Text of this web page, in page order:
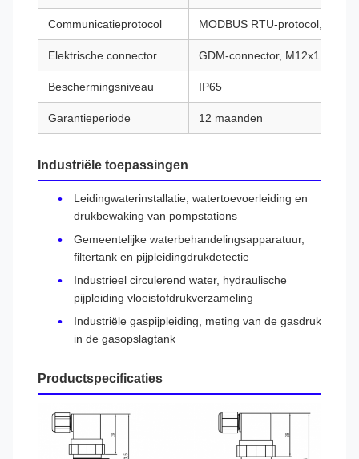
Communicatieprotocol MODBUS RTU-protocol,
Elektrische connector GDM-connector, M12x1
Beschermingsniveau IP65
Garantieperiode 12 maanden
Industriële toepassingen
Leidingwaterinstallatie, watertoevoerleiding en
drukbewaking van pompstations
Gemeentelijke waterbehandelingsapparatuur,
filtertank en pijpleidingdrukdetectie
Industrieel circulerend water, hydraulische
pijpleiding vloeistofdrukverzameling
Industriële gaspijpleiding, meting van de gasdruk
in de gasopslagtank
Productspecificaties